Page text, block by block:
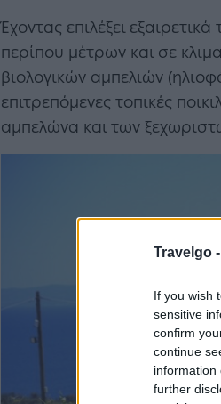
Travelgo -
If you wish
sensitive
confirm
continue
information
further
Έχοντας επιλέξει
περίπου μέτρων και σε
βιολογικών αμπελιών
επιτρεπόμενες τοπικές
αμπελώνα και των